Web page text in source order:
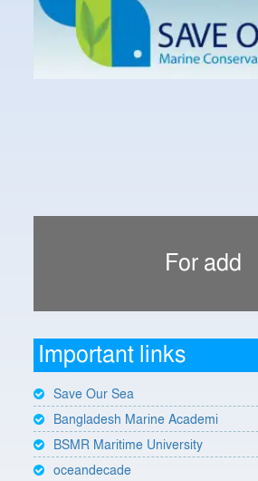
For add
Important links
Save Our Sea
Bangladesh Marine Academi
BSMR Maritime University
oceandecade